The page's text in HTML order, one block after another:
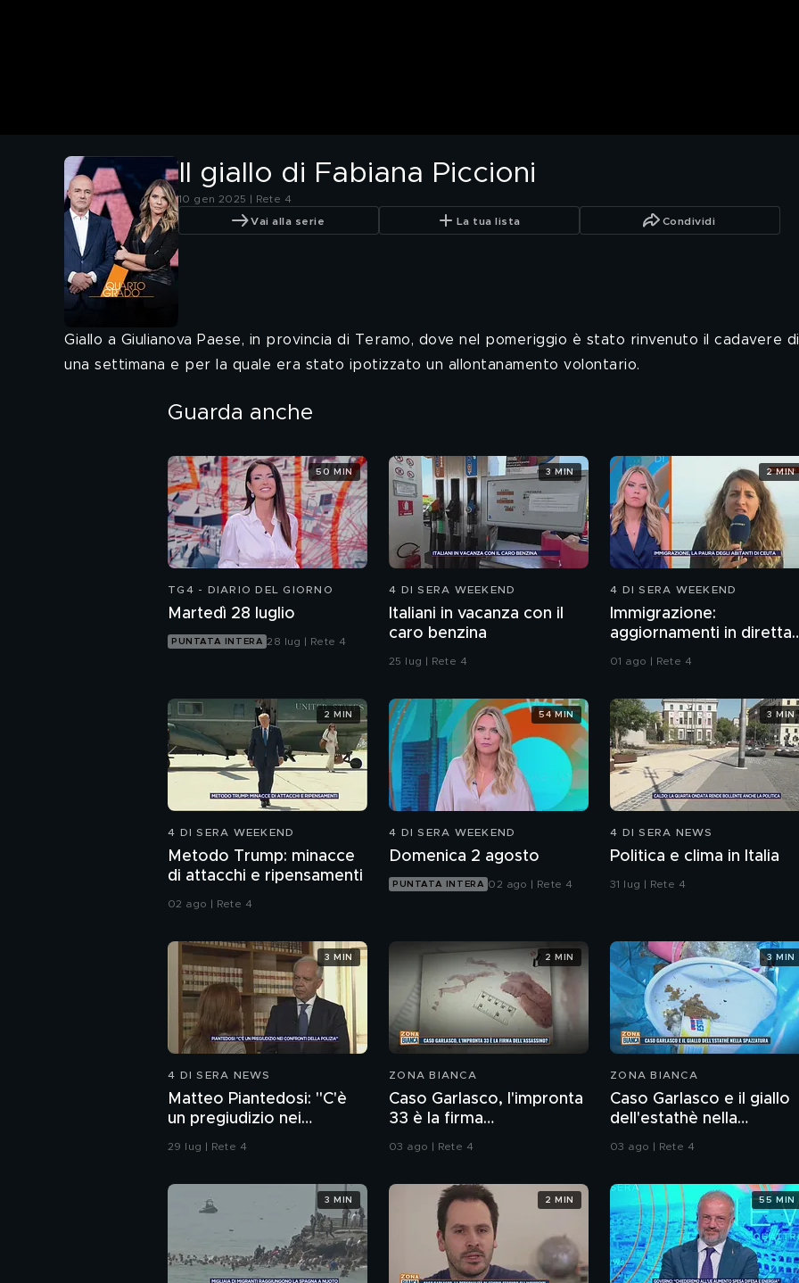
Il giallo di Fabiana Piccioni
10 gen 2025 | Rete 4
Vai alla serie La tua lista Condividi
Giallo a Giulianova Paese, in provincia di Teramo, dove nel pomeriggio è stato rinvenuto il cadavere
una settimana e per la quale era stato ipotizzato un allontanamento volontario.
Guarda anche
TG4 - DIARIO DEL GIORNO
Martedì 28 luglio
PUNTATA INTERA 28 lug | Rete 4
50 MIN
4 DI SERA WEEKEND
Italiani in vacanza con il
caro benzina
25 lug | Rete 4
3 MIN
4 DI SERA WEEKEND
Immigrazione:
aggiornamenti in diretta
da Ceuta
01 ago | Rete 4
2 MIN
4 DI SERA WEEKEND
Metodo Trump: minacce
di attacchi e ripensamenti
02 ago | Rete 4
2 MIN
4 DI SERA WEEKEND
Domenica 2 agosto
PUNTATA INTERA 02 ago | Rete 4
54 MIN
4 DI SERA NEWS
Politica e clima in Italia
31 lug | Rete 4
3 MIN
4 DI SERA NEWS
Matteo Piantedosi: "C'è
un pregiudizio nei
confronti della polizia"
29 lug | Rete 4
3 MIN
ZONA BIANCA
Caso Garlasco, l'impronta
33 è la firma
dell'assassino?
03 ago | Rete 4
2 MIN
ZONA BIANCA
Caso Garlasco e il giallo
dell'estathè nella
spazzatura
03 ago | Rete 4
3 MIN
3 MIN 2 MIN 55 MIN